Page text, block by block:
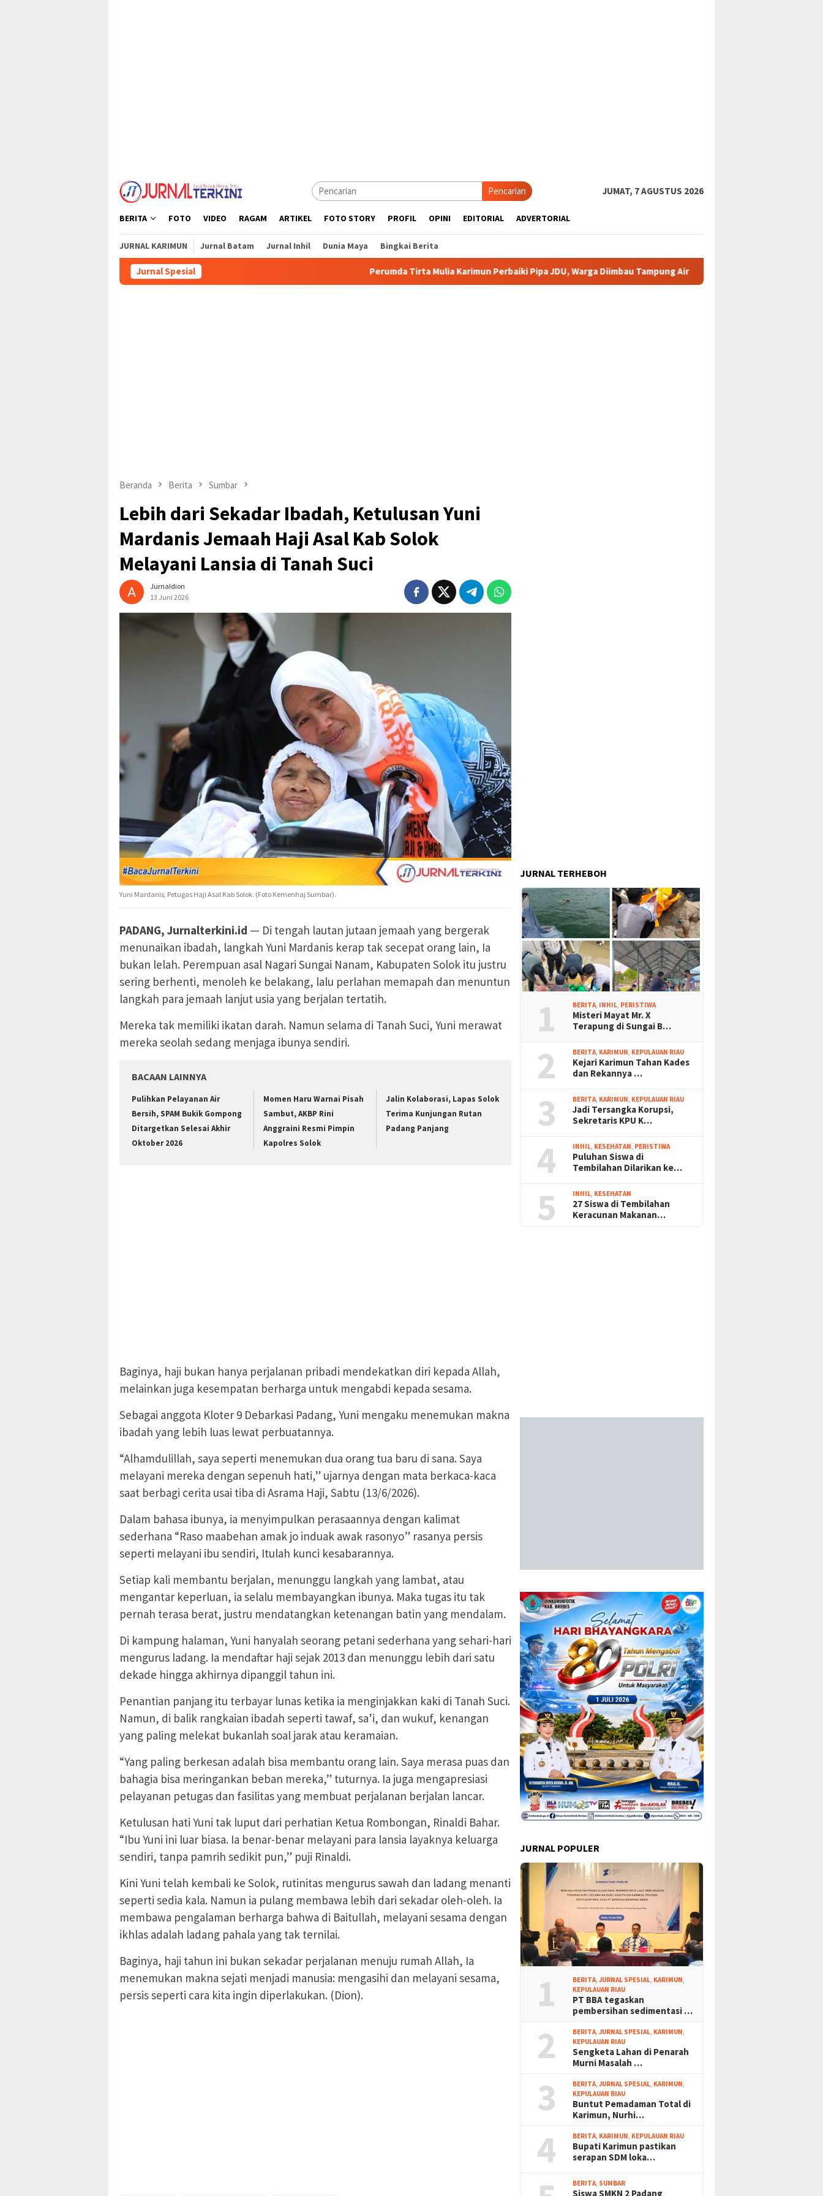
Pencarian JUMAT, 7 AGUSTUS 2026
BERITA FOTO VIDEO RAGAM ARTIKEL FOTO STORY PROFIL OPINI EDITORIAL ADVERTORIAL
JURNAL KARIMUN Jurnal Batam Jurnal Inhil Dunia Maya Bingkai Berita
Jurnal Spesial Perumda Tirta Mulia Karimun Perbaiki Pipa JDU, Warga Diimbau Tampung Air Pemkab Karimun minta warga tidak
Beranda Berita Sumbar
Lebih dari Sekadar Ibadah, Ketulusan Yuni
Mardanis Jemaah Haji Asal Kab Solok
Melayani Lansia di Tanah Suci
Jurnaldion
13 Juni 2026
Yuni Mardanis, Petugas Haji Asal Kab Solok. (Foto Kemenhaj Sumbar).
PADANG, Jurnalterkini.id — Di tengah lautan jutaan jemaah yang bergerak
menunaikan ibadah, langkah Yuni Mardanis kerap tak secepat orang lain, Ia
bukan lelah. Perempuan asal Nagari Sungai Nanam, Kabupaten Solok itu justru
sering berhenti, menoleh ke belakang, lalu perlahan memapah dan menuntun
langkah para jemaah lanjut usia yang berjalan tertatih.
Mereka tak memiliki ikatan darah. Namun selama di Tanah Suci, Yuni merawat
mereka seolah sedang menjaga ibunya sendiri.
BACAAN LAINNYA
Pulihkan Pelayanan Air
Bersih, SPAM Bukik Gompong
Ditargetkan Selesai Akhir
Oktober 2026
Momen Haru Warnai Pisah
Sambut, AKBP Rini
Anggraini Resmi Pimpin
Kapolres Solok
Jalin Kolaborasi, Lapas Solok
Terima Kunjungan Rutan
Padang Panjang
Baginya, haji bukan hanya perjalanan pribadi mendekatkan diri kepada Allah,
melainkan juga kesempatan berharga untuk mengabdi kepada sesama.
Sebagai anggota Kloter 9 Debarkasi Padang, Yuni mengaku menemukan makna
ibadah yang lebih luas lewat perbuatannya.
“Alhamdulillah, saya seperti menemukan dua orang tua baru di sana. Saya
melayani mereka dengan sepenuh hati,” ujarnya dengan mata berkaca-kaca
saat berbagi cerita usai tiba di Asrama Haji, Sabtu (13/6/2026).
Dalam bahasa ibunya, ia menyimpulkan perasaannya dengan kalimat
sederhana “Raso maabehan amak jo induak awak rasonyo” rasanya persis
seperti melayani ibu sendiri, Itulah kunci kesabarannya.
Setiap kali membantu berjalan, menunggu langkah yang lambat, atau
mengantar keperluan, ia selalu membayangkan ibunya. Maka tugas itu tak
pernah terasa berat, justru mendatangkan ketenangan batin yang mendalam.
Di kampung halaman, Yuni hanyalah seorang petani sederhana yang sehari-hari
mengurus ladang. Ia mendaftar haji sejak 2013 dan menunggu lebih dari satu
dekade hingga akhirnya dipanggil tahun ini.
Penantian panjang itu terbayar lunas ketika ia menginjakkan kaki di Tanah Suci.
Namun, di balik rangkaian ibadah seperti tawaf, sa’i, dan wukuf, kenangan
yang paling melekat bukanlah soal jarak atau keramaian.
“Yang paling berkesan adalah bisa membantu orang lain. Saya merasa puas dan
bahagia bisa meringankan beban mereka,” tuturnya. Ia juga mengapresiasi
pelayanan petugas dan fasilitas yang membuat perjalanan berjalan lancar.
Ketulusan hati Yuni tak luput dari perhatian Ketua Rombongan, Rinaldi Bahar.
“Ibu Yuni ini luar biasa. Ia benar-benar melayani para lansia layaknya keluarga
sendiri, tanpa pamrih sedikit pun,” puji Rinaldi.
Kini Yuni telah kembali ke Solok, rutinitas mengurus sawah dan ladang menanti
seperti sedia kala. Namun ia pulang membawa lebih dari sekadar oleh-oleh. Ia
membawa pengalaman berharga bahwa di Baitullah, melayani sesama dengan
ikhlas adalah ladang pahala yang tak ternilai.
Baginya, haji tahun ini bukan sekadar perjalanan menuju rumah Allah, Ia
menemukan makna sejati menjadi manusia: mengasihi dan melayani sesama,
persis seperti cara kita ingin diperlakukan. (Dion).
JURNAL TERHEBOH
1 BERITA INHIL PERISTIWA
Misteri Mayat Mr. X
Terapung di Sungai B…
2 BERITA KARIMUN KEPULAUAN RIAU
Kejari Karimun Tahan Kades
dan Rekannya …
3 BERITA KARIMUN KEPULAUAN RIAU
Jadi Tersangka Korupsi,
Sekretaris KPU K…
4 INHIL KESEHATAN PERISTIWA
Puluhan Siswa di
Tembilahan Dilarikan ke…
5 INHIL KESEHATAN
27 Siswa di Tembilahan
Keracunan Makanan…
JURNAL POPULER
1 BERITA,JURNAL SPESIAL, KARIMUN,
KEPULAUAN RIAU
PT BBA tegaskan
pembersihan sedimentasi …
2 BERITA,JURNAL SPESIAL, KARIMUN,
KEPULAUAN RIAU
Sengketa Lahan di Penarah
Murni Masalah …
3 BERITA,JURNAL SPESIAL, KARIMUN,
KEPULAUAN RIAU
Buntut Pemadaman Total di
Karimun, Nurhi…
4 BERITA, KARIMUN, KEPULAUAN RIAU
Bupati Karimun pastikan
serapan SDM loka…
BERITA, SUMBAR
Siswa SMKN 2 Padang